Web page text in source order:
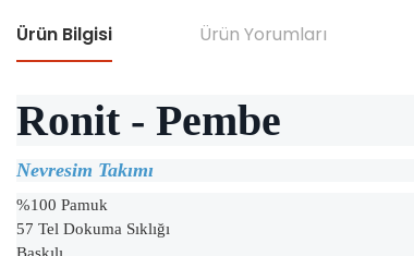
Ürün Bilgisi Ürün Yorumları
Ronit - Pembe
Nevresim Takımı
%100 Pamuk
57 Tel Dokuma Sıklığı